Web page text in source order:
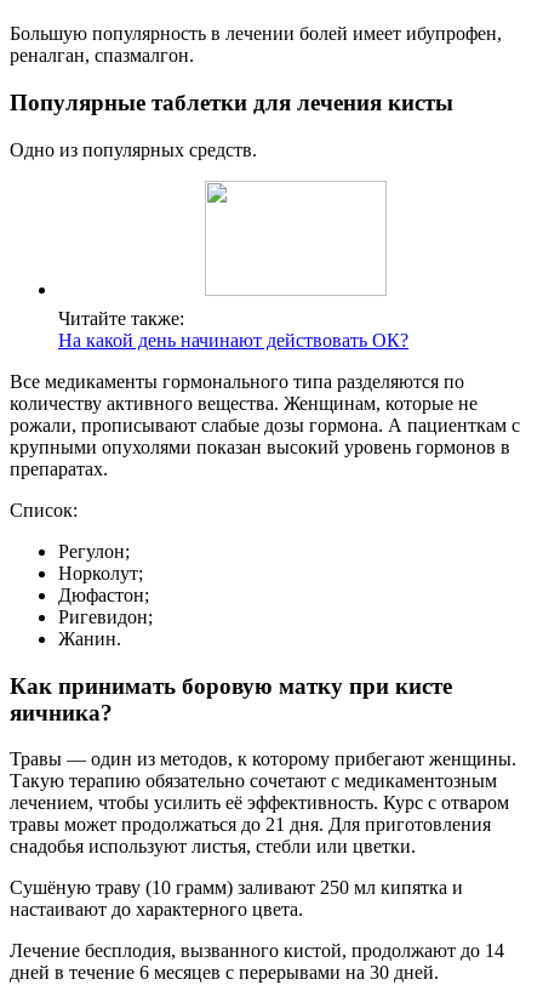
Большую популярность в лечении болей имеет ибупрофен,
реналган, спазмалгон.
Популярные таблетки для лечения кисты
Одно из популярных средств.
Читайте также:
На какой день начинают действовать ОК?
Все медикаменты гормонального типа разделяются по
количеству активного вещества. Женщинам, которые не
рожали, прописывают слабые дозы гормона. А пациенткам с
крупными опухолями показан высокий уровень гормонов в
препаратах.
Список:
Регулон;
Норколут;
Дюфастон;
Ригевидон;
Жанин.
Как принимать боровую матку при кисте
яичника?
Травы — один из методов, к которому прибегают женщины.
Такую терапию обязательно сочетают с медикаментозным
лечением, чтобы усилить её эффективность. Курс с отваром
травы может продолжаться до 21 дня. Для приготовления
снадобья используют листья, стебли или цветки.
Сушёную траву (10 грамм) заливают 250 мл кипятка и
настаивают до характерного цвета.
Лечение бесплодия, вызванного кистой, продолжают до 14
дней в течение 6 месяцев с перерывами на 30 дней.